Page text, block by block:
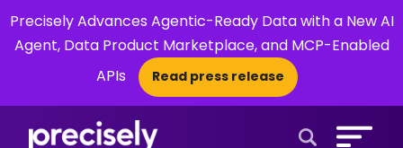
Precisely Advances Agentic-Ready Data with a New AI
Agent, Data Product Marketplace, and MCP-Enabled
APIs
Read press release
×